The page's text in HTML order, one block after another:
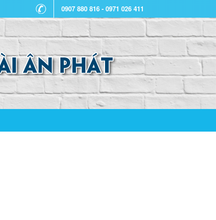
0907 880 816 - 0971 026 411